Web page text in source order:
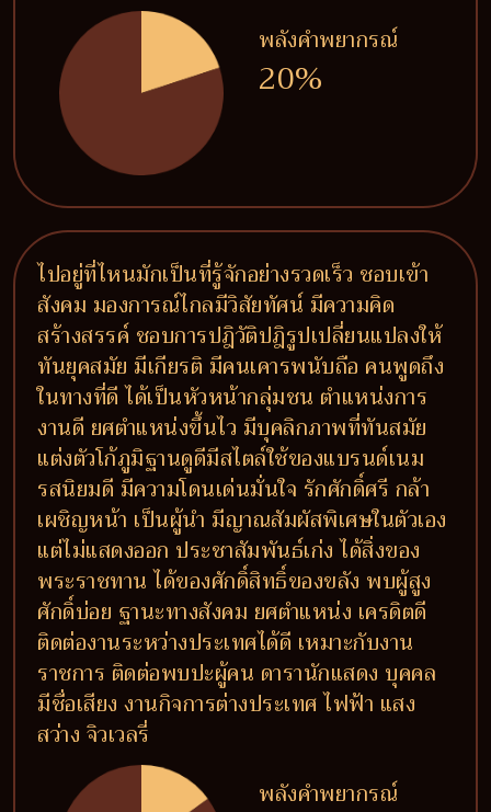
พลังคำพยากรณ์
20%
ไปอยู่ที่ไหนมักเป็นที่รู้จักอย่างรวดเร็ว ชอบเข้า
สังคม มองการณ์ไกลมีวิสัยทัศน์ มีความคิด
สร้างสรรค์ ชอบการปฎิวัติปฎิรูปเปลี่ยนแปลงให้
ทันยุคสมัย มีเกียรติ มีคนเคารพนับถือ คนพูดถึง
ในทางที่ดี ได้เป็นหัวหน้ากลุ่มชน ตำแหน่งการ
งานดี ยศตำแหน่งขึ้นไว มีบุคลิกภาพที่ทันสมัย
แต่งตัวโก้ภูมิฐานดูดีมีสไตล์ใช้ของแบรนด์เนม
รสนิยมดี มีความโดนเด่นมั่นใจ รักศักดิ์ศรี กล้า
เผชิญหน้า เป็นผู้นำ มีญาณสัมผัสพิเศษในตัวเอง
แต่ไม่แสดงออก ประชาสัมพันธ์เก่ง ได้สิ่งของ
พระราชทาน ได้ของศักดิ์สิทธิ์ของขลัง พบผู้สูง
ศักดิ์บ่อย ฐานะทางสังคม ยศตำแหน่ง เครดิตดี
ติดต่องานระหว่างประเทศได้ดี เหมาะกับงาน
ราชการ ติดต่อพบปะผู้คน ดารานักแสดง บุคคล
มีชื่อเสียง งานกิจการต่างประเทศ ไฟฟ้า แสง
สว่าง จิวเวลรี่
พลังคำพยากรณ์